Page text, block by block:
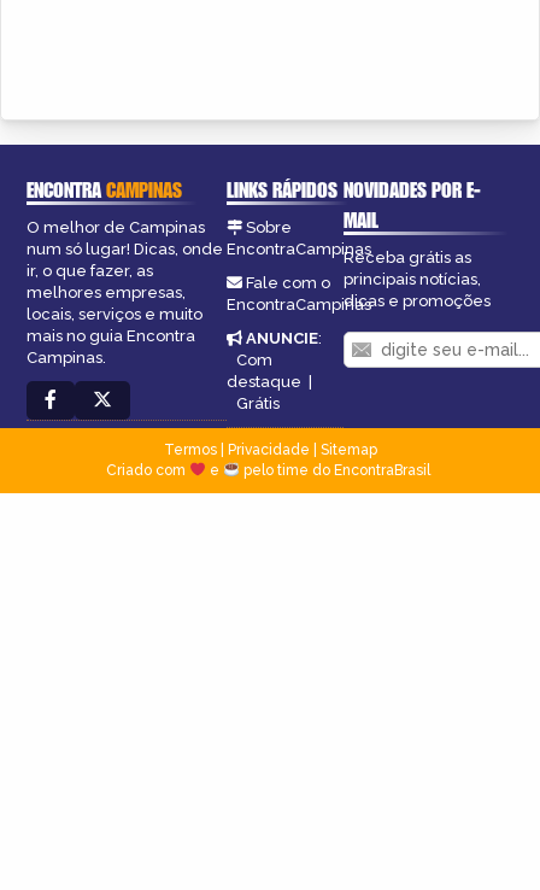
ENCONTRACAMPINAS
O melhor de Campinas
num só lugar! Dicas, onde
ir, o que fazer, as
melhores empresas,
locais, serviços e muito
mais no guia Encontra
Campinas.
LINKS RÁPIDOS
Sobre
EncontraCampinas
Fale com o
EncontraCampinas
ANUNCIE:
Com
destaque |
Grátis
NOVIDADES POR E-
MAIL
Receba grátis as
principais notícias,
dicas e promoções
Termos| Privacidade
Sitemap
Criado com
e pelo time do EncontraBrasil